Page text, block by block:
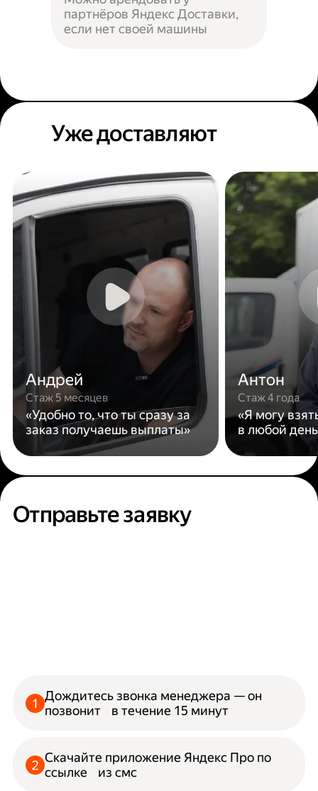
партнёров Яндекс Доставки,
если нет своей машины
Уже доставляют
Андрей
Стаж 5 месяцев
«Удобно то, что ты сразу за
заказ получаешь выплаты»
Антон
Стаж 4 года
«Я могу
в любой
Отправьте заявку
Дождитесь звонка менеджера — он
позвонит в течение 15 минут
Скачайте приложение Яндекс Про по
ссылке из смс